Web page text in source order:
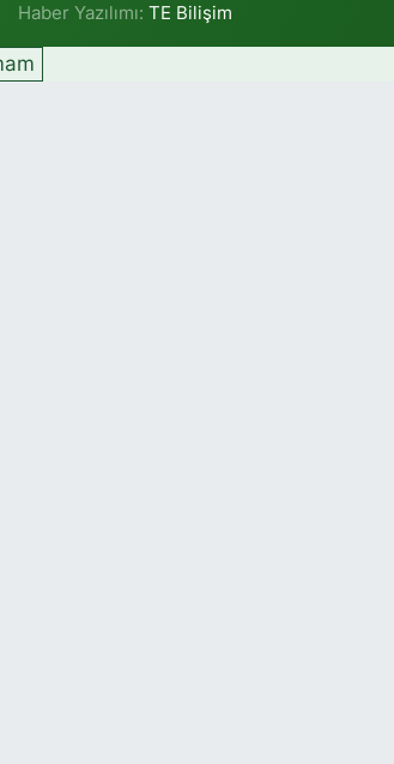
Haber Yazılımı:TE Bilişim